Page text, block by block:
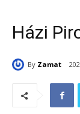
Házi
By Zamat